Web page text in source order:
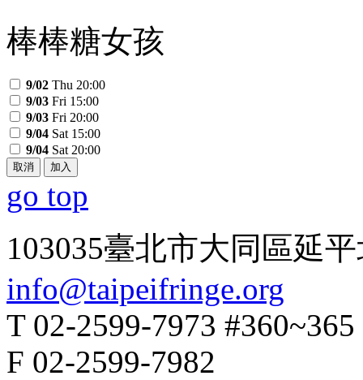
棒棒糖女孩
9/02 Thu 20:00
9/03 Fri 15:00
9/03 Fri 20:00
9/04 Sat 15:00
9/04 Sat 20:00
取消 加入
go top
103035臺北市大同區延
info@taipeifringe.org
T 02-2599-7973 #360~365
F 02-2599-7982